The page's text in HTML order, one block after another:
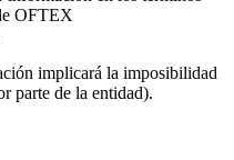
OFTEX
implicará la imposibilidad
parte de la entidad).